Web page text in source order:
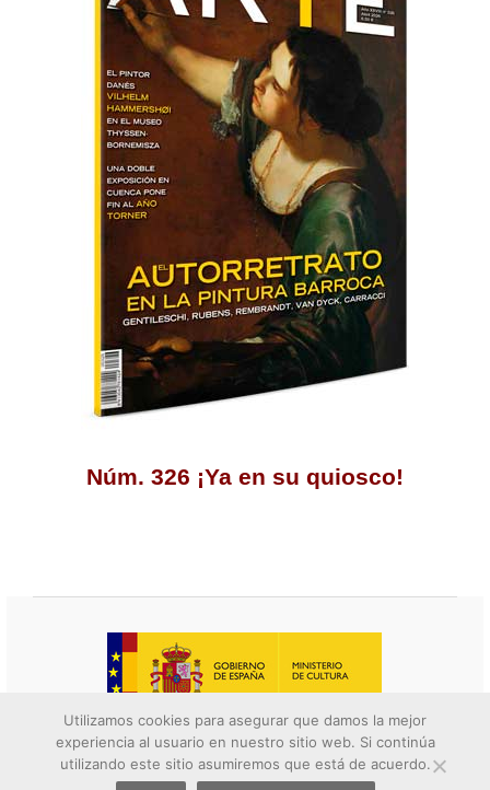
Núm. 326 ¡Ya en su quiosco!
© 2026 Descubrir el arte. All rights reserved.
Aviso legal||Política de privacidad||Política de
Utilizamos cookies para asegurar que damos la mejor
experiencia al usuario en nuestro sitio web. Si continúa
utilizando este sitio asumiremos que está de acuerdo.